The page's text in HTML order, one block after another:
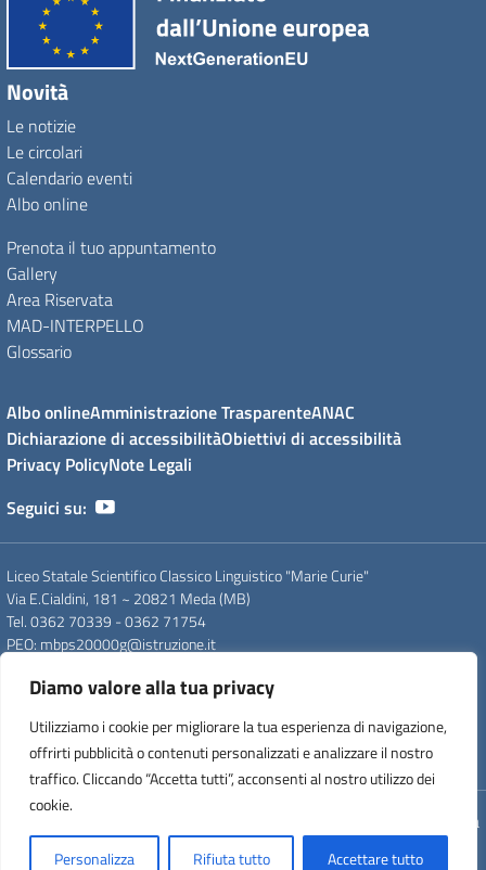
Diamo valore alla tua privacy
Utilizziamo i cookie per migliorare la tua esperienza di navigazione,
offrirti pubblicità o contenuti personalizzati e analizzare il nostro
traffico. Cliccando “Accetta tutti”, acconsenti al nostro utilizzo dei
cookie.
Personalizza Rifiuta tutto Accettare tutto
Novità
Le notizie
Le circolari
Calendario eventi
Albo online
Prenota il tuo appuntamento
Gallery
Area Riservata
MAD-INTERPELLO
Glossario
Albo onlineAmministrazione TrasparenteANAC
Dichiarazione di accessibilitàObiettivi di accessibilità
Privacy PolicyNote Legali
Seguici su:
Liceo Statale Scientifico Classico Linguistico "Marie Curie"
Via E.Cialdini, 181 ~ 20821 Meda (MB)
Tel. 0362 70339 - 0362 71754
PEO: mbps20000g@istruzione.it
: 83008560159
: MBPS20000G
: istsc_mips20000p
Concept & Design by Designers Italia